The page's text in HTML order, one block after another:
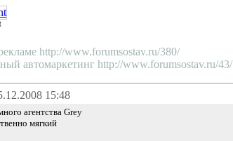
http://www.forumsostav.ru/380/
автомаркетинг http://www.forumsostav.ru/43/
15:48
агентства Grey
мягкий